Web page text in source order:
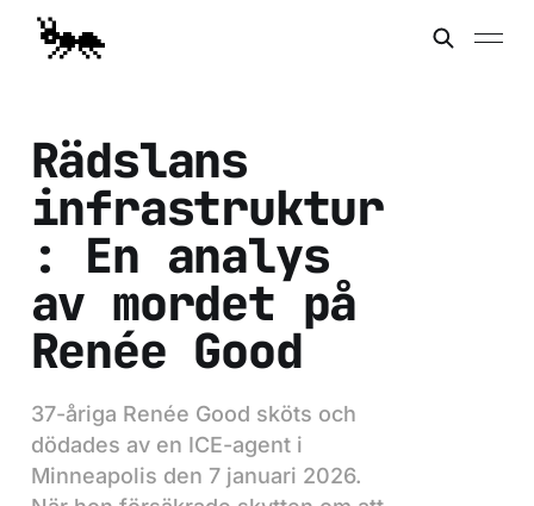
Rädslans
infrastruktur
: En analys
av mordet på
Renée Good
37-åriga Renée Good sköts och
dödades av en ICE-agent i
Minneapolis den 7 januari 2026.